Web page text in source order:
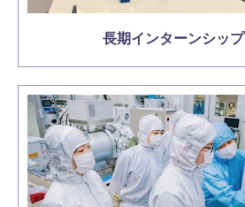
長期インターンシップ